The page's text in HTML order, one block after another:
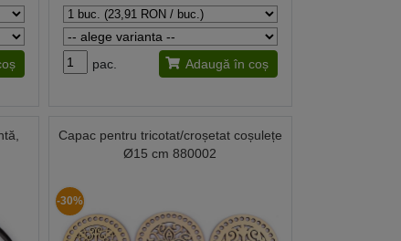
pac. Adaugă în coș
Capac pentru tricotat/croșetat coșulețe
Ø15 cm 880002
-30%